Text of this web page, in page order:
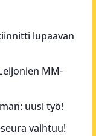
lupaavan
MM-
uusi työ!
vaihtuu!